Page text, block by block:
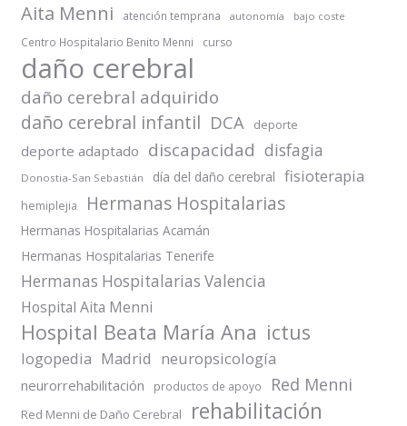
Aita Menni atención temprana autonomía bajo coste
Centro Hospitalario Benito Menni curso
daño cerebral
daño cerebral adquirido
daño cerebral infantil DCA deporte
deporte adaptado discapacidad disfagia
Donostia-San Sebastián día del daño cerebral fisioterapia
hemiplejia Hermanas Hospitalarias
Hermanas Hospitalarias Acamán
Hermanas Hospitalarias Tenerife
Hermanas Hospitalarias Valencia
Hospital Aita Menni
Hospital Beata María Ana ictus
logopedia Madrid neuropsicología
neurorrehabilitación productos de apoyo Red Menni
Red Menni de Daño Cerebral rehabilitación